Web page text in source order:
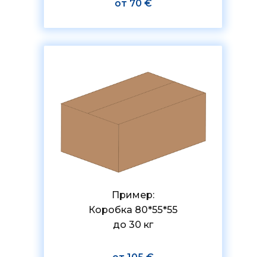
от 70 €
Пример:
Коробка 80*55*55
до 30 кг